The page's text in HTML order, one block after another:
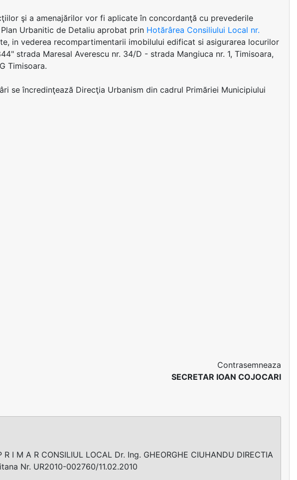
şi a amenajărilor vor fi aplicate în concordanţă cu prevederile
Urbanitic de Detaliu aprobat prin Hotărârea Consiliului Local nr.
in vederea recompartimentarii imobilului edificat si asigurarea locurilor
strada Maresal Averescu nr. 34/D - strada Mangiuca nr. 1, Timisoara,
Timisoara.
se încredinţează Direcţia Urbanism din cadrul Primăriei Municipiului
Contrasemneaza
SECRETAR IOAN COJOCARI
I M A R CONSILIUL LOCAL Dr. Ing. GHEORGHE CIUHANDU DIRECTIA
Nr. UR2010-002760/11.02.2010